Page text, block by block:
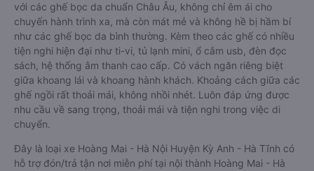
với các ghế bọc da chuẩn Châu Âu, không chỉ êm ái cho
chuyến hành trình xa, mà còn mát mẻ và không hề bị hầm bí
như các ghế bọc da bình thường. Kèm theo các ghế có nhiều
tiện nghi hiện đại như ti-vi, tủ lạnh mini, ổ cắm usb, đèn đọc
sách, hệ thống âm thanh cao cấp. Có vách ngăn riêng biệt
giữa khoang lái và khoang hành khách. Khoảng cách giữa các
ghế ngồi rất thoải mái, không nhồi nhét. Luôn đáp ứng được
nhu cầu về sang trọng, thoải mái và tiện nghi trong việc di
chuyển.
Đây là loại xe Hoàng Mai - Hà Nội Huyện Kỳ Anh - Hà Tĩnh có
hỗ trợ đón/trả tận nơi miễn phí tại nội thành Hoàng Mai - Hà